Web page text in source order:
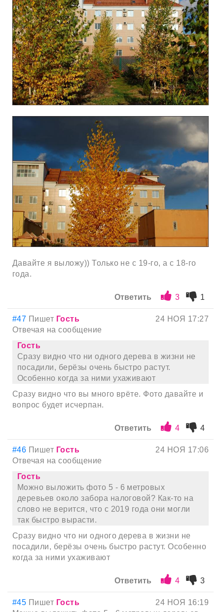
Давайте я выложу)) Только не с 19-го, а с 18-го
года.
Ответить 3 1
#47 Пишет Гость
24 НОЯ 17:27
Отвечая на сообщение
Гость
Сразу видно что ни одного дерева в жизни не
посадили, берёзы очень быстро растут.
Особенно когда за ними ухаживают
Сразу видно что вы много врёте. Фото давайте и
вопрос будет исчерпан.
Ответить 4 4
#46 Пишет Гость
24 НОЯ 17:06
Отвечая на сообщение
Гость
Можно выложить фото 5 - 6 метровых
деревьев около забора налоговой? Как-то на
слово не верится, что с 2019 года они могли
так быстро вырасти.
Сразу видно что ни одного дерева в жизни не
посадили, берёзы очень быстро растут. Особенно
когда за ними ухаживают
Ответить 4 3
#45 Пишет Гость
24 НОЯ 16:19